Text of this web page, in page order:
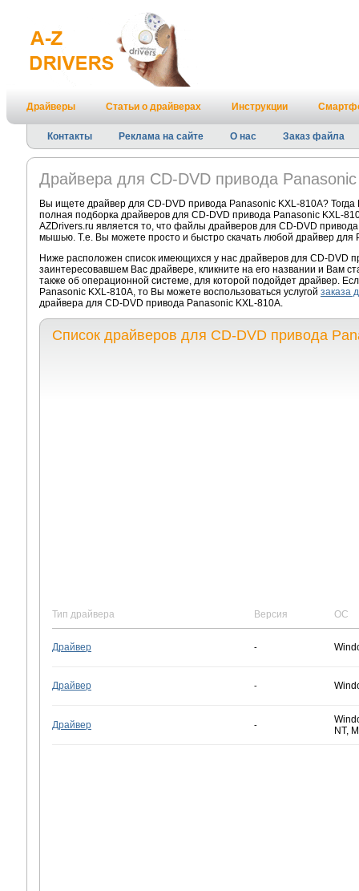
Драйверы Статьи о драйверах Инструкции
Контакты Реклама на сайте О нас Заказ файла
Драйвера для CD-DVD привода
Вы ищете драйвер для CD-DVD привода Panasonic KXL-810A?
полная подборка драйверов для CD-DVD привода Panasonic KXL-
AZDrivers.ru является то, что файлы драйверов для CD-DVD
мышью. Т.е. Вы можете просто и быстро скачать любой драйвер для
Ниже расположен список имеющихся у нас драйверов для CD-DVD
заинтересовавшем Вас драйвере, кликните на его названии и Вам
также об операционной системе, для которой подойдет драйвер.
Panasonic KXL-810A, то Вы можете воспользоваться услугой заказа
драйвера для CD-DVD привода Panasonic KXL-810A.
Список драйверов для CD-DVD привода
Тип драйвера Версия ОС
Драйвер -
Драйвер -
Драйвер -
NT,